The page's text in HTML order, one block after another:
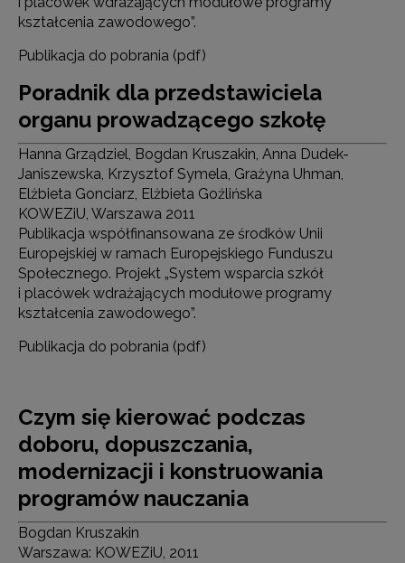
kształcenia zawodowego”.
Publikacja do pobrania (pdf)
Poradnik dla przedstawiciela
organu prowadzącego szkołę
Hanna Grządziel, Bogdan Kruszakin, Anna Dudek-
Janiszewska, Krzysztof Symela, Grażyna Uhman,
Elżbieta Gonciarz, Elżbieta Goźlińska
KOWEZiU, Warszawa 2011
Publikacja współfinansowana ze środków Unii
Europejskiej w ramach Europejskiego Funduszu
Społecznego. Projekt „System wsparcia szkół
i placówek wdrażających modułowe programy
kształcenia zawodowego”.
Publikacja do pobrania (pdf)
Czym się kierować podczas
doboru, dopuszczania,
modernizacji i konstruowania
programów nauczania
Bogdan Kruszakin
Warszawa: KOWEZiU, 2011